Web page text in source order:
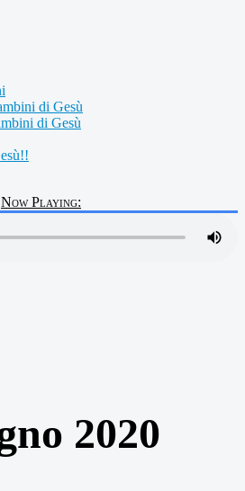
di Gesù
di Gesù
Now Playing:
2020